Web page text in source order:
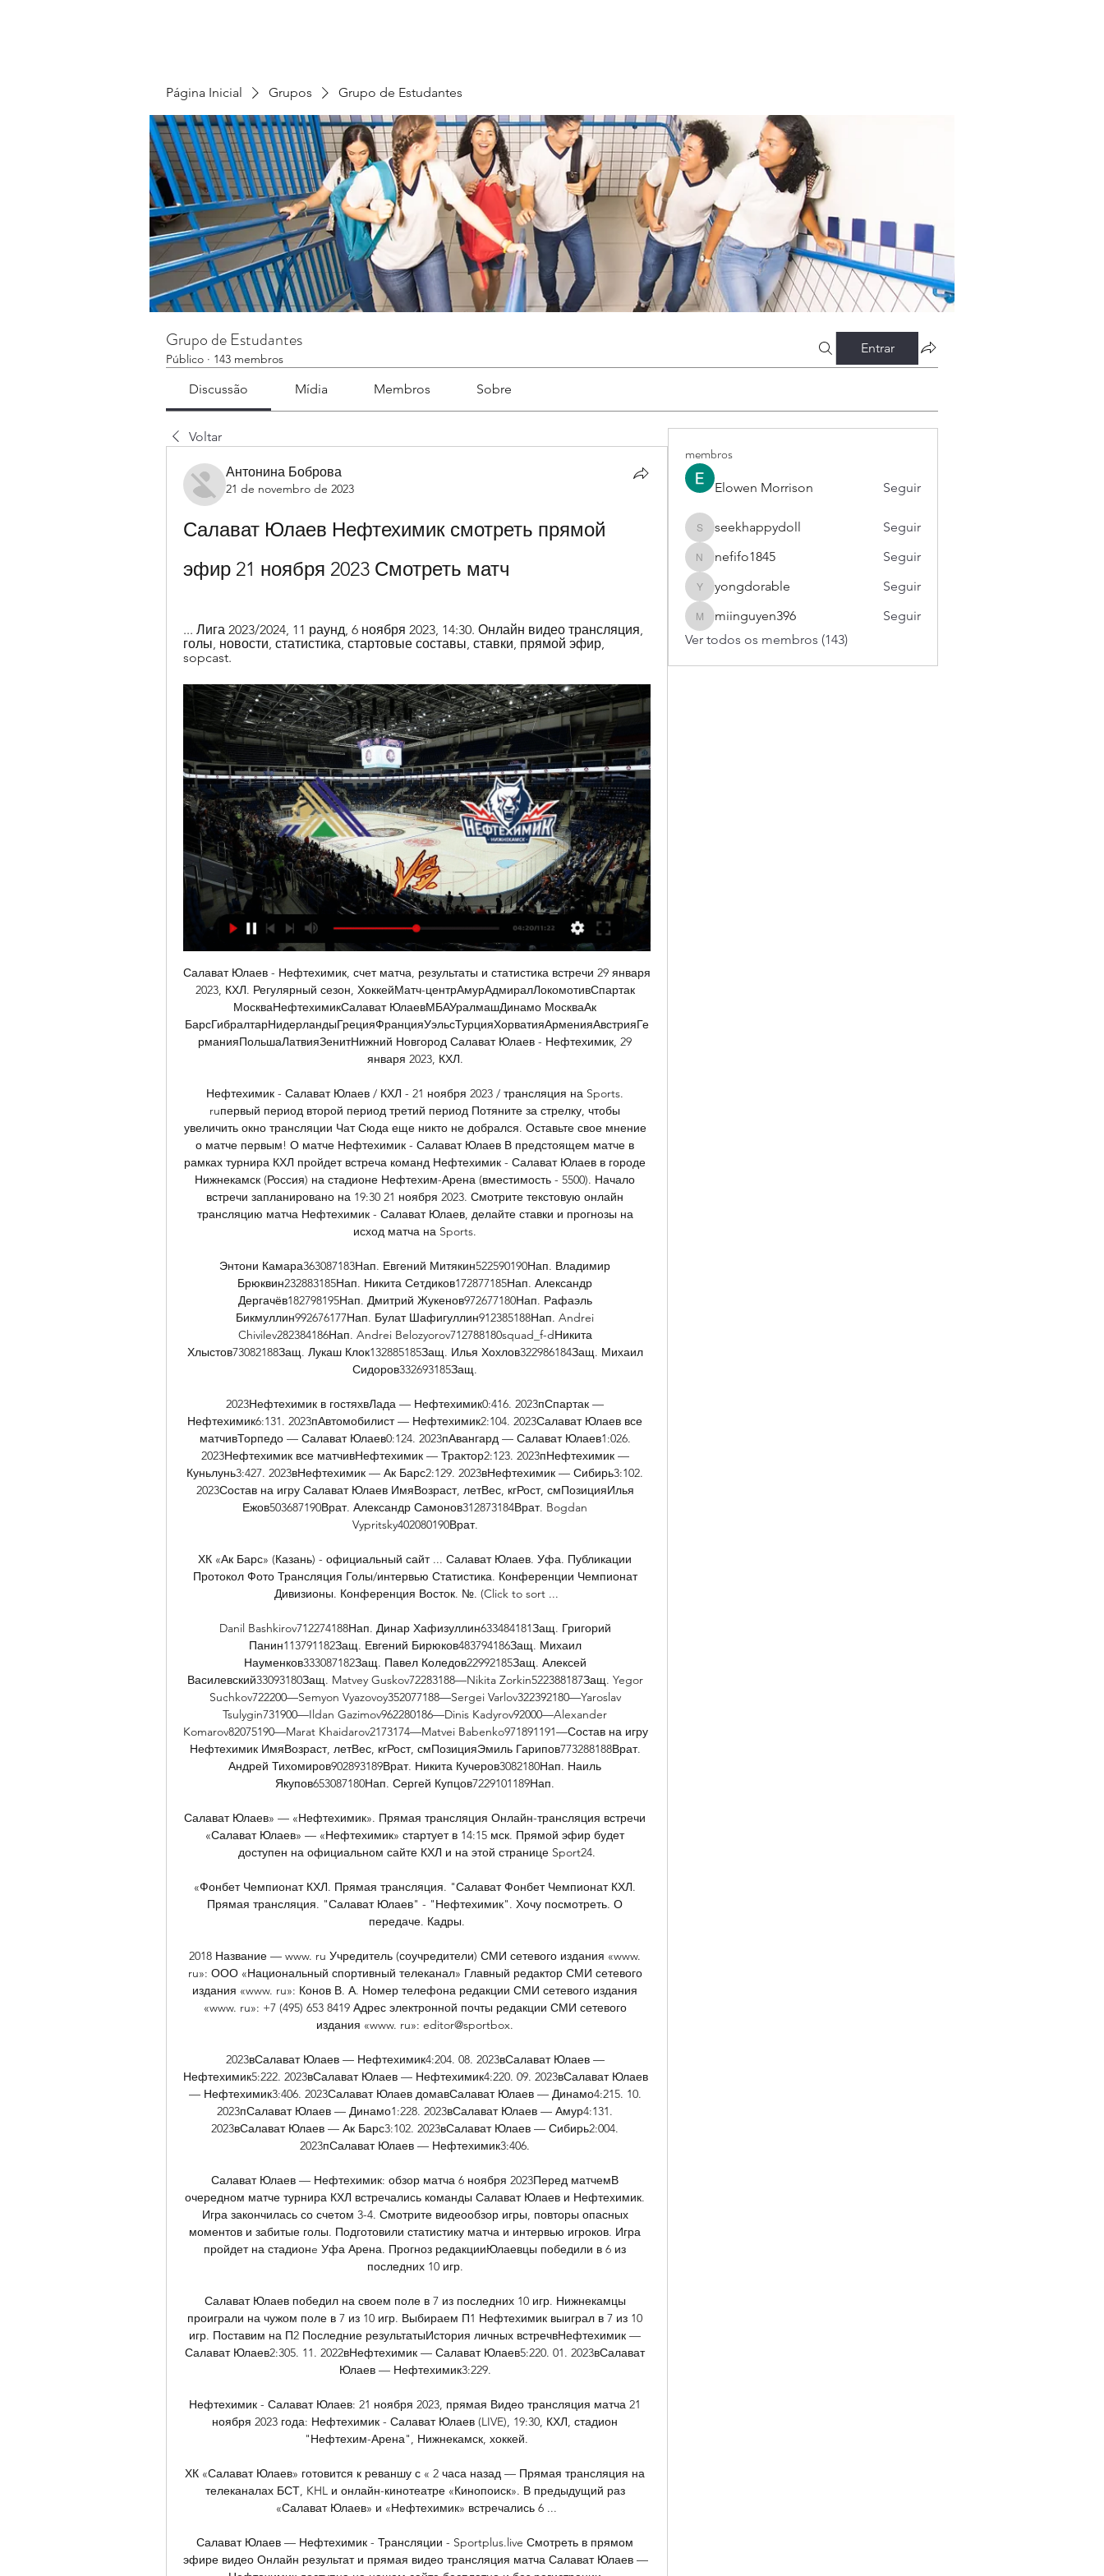
Página Inicial Grupos Grupo de Estudantes
Grupo de Estudantes
Público · 143 membros
Entrar
Discussão Mídia Membros Sobre
Voltar
Антонина Боброва
21 de novembro de 2023
Салават Юлаев Нефтехимик смотреть прямой
эфир 21 ноября 2023 Смотреть матч
... Лига 2023/2024, 11 раунд, 6 ноября 2023, 14:30. Онлайн видео трансляция,
голы, новости, статистика, стартовые составы, ставки, прямой эфир,
sopcast.
Салават Юлаев - Нефтехимик, счет матча, результаты и статистика встречи 29 января
2023, КХЛ. Регулярный сезон, ХоккейМатч-центрАмурАдмиралЛокомотивСпартак
МоскваНефтехимикСалават ЮлаевМБАУралмашДинамо МоскваАк
БарсГибралтарНидерландыГрецияФранцияУэльсТурцияХорватияАрменияАвстрияГе
рманияПольшаЛатвияЗенитНижний Новгород Салават Юлаев - Нефтехимик, 29
января 2023, КХЛ.
Нефтехимик - Салават Юлаев / КХЛ - 21 ноября 2023 / трансляция на Sports.
ruпервый период второй период третий период Потяните за стрелку, чтобы
увеличить окно трансляции Чат Сюда еще никто не добрался. Оставьте свое мнение
о матче первым! О матче Нефтехимик - Салават Юлаев В предстоящем матче в
рамках турнира КХЛ пройдет встреча команд Нефтехимик - Салават Юлаев в городе
Нижнекамск (Россия) на стадионе Нефтехим-Арена (вместимость - 5500). Начало
встречи запланировано на 19:30 21 ноября 2023. Смотрите текстовую онлайн
трансляцию матча Нефтехимик - Салават Юлаев, делайте ставки и прогнозы на
исход матча на Sports.
Энтони Камара363087183Нап. Евгений Митякин522590190Нап. Владимир
Брюквин232883185Нап. Никита Сетдиков172877185Нап. Александр
Дергачёв182798195Нап. Дмитрий Жукенов972677180Нап. Рафаэль
Бикмуллин992676177Нап. Булат Шафигуллин912385188Нап. Andrei
Chivilev282384186Нап. Andrei Belozyorov712788180squad_f-dНикита
Хлыстов73082188Защ. Лукаш Клок132885185Защ. Илья Хохлов322986184Защ. Михаил
Сидоров332693185Защ.
2023Нефтехимик в гостяхвЛада — Нефтехимик0:416. 2023пСпартак —
Нефтехимик6:131. 2023пАвтомобилист — Нефтехимик2:104. 2023Салават Юлаев все
матчивТорпедо — Салават Юлаев0:124. 2023пАвангард — Салават Юлаев1:026.
2023Нефтехимик все матчивНефтехимик — Трактор2:123. 2023пНефтехимик —
Куньлунь3:427. 2023вНефтехимик — Ак Барс2:129. 2023вНефтехимик — Сибирь3:102.
2023Состав на игру Салават Юлаев ИмяВозраст, летВес, кгРост, смПозицияИлья
Ежов503687190Врат. Александр Самонов312873184Врат. Bogdan
Vypritsky402080190Врат.
ХК «Ак Барс» (Казань) - официальный сайт ... Салават Юлаев. Уфа. Публикации
Протокол Фото Трансляция Голы/интервью Статистика. Конференции Чемпионат
Дивизионы. Конференция Восток. №. (Click to sort ...
Danil Bashkirov712274188Нап. Динар Хафизуллин633484181Защ. Григорий
Панин113791182Защ. Евгений Бирюков483794186Защ. Михаил
Науменков333087182Защ. Павел Коледов22992185Защ. Алексей
Василевский33093180Защ. Matvey Guskov72283188—Nikita Zorkin522388187Защ. Yegor
Suchkov722200—Semyon Vyazovoy352077188—Sergei Varlov322392180—Yaroslav
Tsulygin731900—Ildan Gazimov962280186—Dinis Kadyrov92000—Alexander
Komarov82075190—Marat Khaidarov2173174—Matvei Babenko971891191—Состав на игру
Нефтехимик ИмяВозраст, летВес, кгРост, смПозицияЭмиль Гарипов773288188Врат.
Андрей Тихомиров902893189Врат. Никита Кучеров3082180Нап. Наиль
Якупов653087180Нап. Сергей Купцов7229101189Нап.
Салават Юлаев» — «Нефтехимик». Прямая трансляция Онлайн-трансляция встречи
«Салават Юлаев» — «Нефтехимик» стартует в 14:15 мск. Прямой эфир будет
доступен на официальном сайте КХЛ и на этой странице Sport24.
«Фонбет Чемпионат КХЛ. Прямая трансляция. "Салават Фонбет Чемпионат КХЛ.
Прямая трансляция. "Салават Юлаев" - "Нефтехимик". Хочу посмотреть. О
передаче. Кадры.
2018 Название — www. ru Учредитель (соучредители) СМИ сетевого издания «www.
ru»: ООО «Национальный спортивный телеканал» Главный редактор СМИ сетевого
издания «www. ru»: Конов В. А. Номер телефона редакции СМИ сетевого издания
«www. ru»: +7 (495) 653 8419 Адрес электронной почты редакции СМИ сетевого
издания «www. ru»: editor@sportbox.
2023вСалават Юлаев — Нефтехимик4:204. 08. 2023вСалават Юлаев —
Нефтехимик5:222. 2023вСалават Юлаев — Нефтехимик4:220. 09. 2023вСалават Юлаев
— Нефтехимик3:406. 2023Салават Юлаев домавСалават Юлаев — Динамо4:215. 10.
2023пСалават Юлаев — Динамо1:228. 2023вСалават Юлаев — Амур4:131.
2023вСалават Юлаев — Ак Барс3:102. 2023вСалават Юлаев — Сибирь2:004.
2023пСалават Юлаев — Нефтехимик3:406.
Салават Юлаев — Нефтехимик: обзор матча 6 ноября 2023Перед матчемВ
очередном матче турнира КХЛ встречались команды Салават Юлаев и Нефтехимик.
Игра закончилась со счетом 3-4. Смотрите видеообзор игры, повторы опасных
моментов и забитые голы. Подготовили статистику матча и интервью игроков. Игра
пройдет на стадионe Уфа Арена. Прогноз редакцииЮлаевцы победили в 6 из
последних 10 игр.
Салават Юлаев победил на своем поле в 7 из последних 10 игр. Нижнекамцы
проиграли на чужом поле в 7 из 10 игр. Выбираем П1 Нефтехимик выиграл в 7 из 10
игр. Поставим на П2 Последние результатыИстория личных встречвНефтехимик —
Салават Юлаев2:305. 11. 2022вНефтехимик — Салават Юлаев5:220. 01. 2023вСалават
Юлаев — Нефтехимик3:229.
Нефтехимик - Салават Юлаев: 21 ноября 2023, прямая Видео трансляция матча 21
ноября 2023 года: Нефтехимик - Салават Юлаев (LIVE), 19:30, КХЛ, стадион
"Нефтехим-Арена", Нижнекамск, хоккей.
ХК «Салават Юлаев» готовится к реваншу с « 2 часа назад — Прямая трансляция на
телеканалах БСТ, KHL и онлайн-кинотеатре «Кинопоиск». В предыдущий раз
«Салават Юлаев» и «Нефтехимик» встречались 6 ...
Салават Юлаев — Нефтехимик - Трансляции - Sportplus.live Смотреть в прямом
эфире видео Онлайн результат и прямая видео трансляция матча Салават Юлаев —
membros
Elowen Morrison Seguir
seekhappydoll
seekhappydoll Seguir
nefifo1845
nefifo1845 Seguir
yongdorable
yongdorable Seguir
miinguyen396
miinguyen396
Seguir
Ver todos os membros (143)